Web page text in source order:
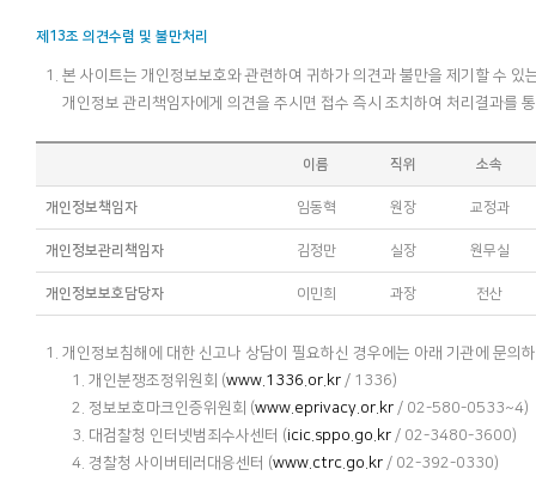
제13조 의견수렴 및 불만처리
본 사이트는 개인정보보호와 관련하여 귀하가 의견과 불만을 제기할 수
개인정보 관리책임자에게 의견을 주시면 접수 즉시 조치하여 처리결과를
이름 직위 소속
개인정보책임자 임동혁 원장 교정과
개인정보관리책임자 김정만 실장 원무실
개인정보보호담당자 이민희 과장 전산
개인정보침해에 대한 신고나 상담이 필요하신 경우에는 아래 기관에 문의
개인분쟁조정위원회 (www.1336.or.kr / 1336)
정보보호마크인증위원회 (www.eprivacy.or.kr / 02-580-0533~4)
대검찰청 인터넷범죄수사센터 (icic.sppo.go.kr / 02-3480-3600)
경찰청 사이버테러대응센터 (www.ctrc.go.kr / 02-392-0330)